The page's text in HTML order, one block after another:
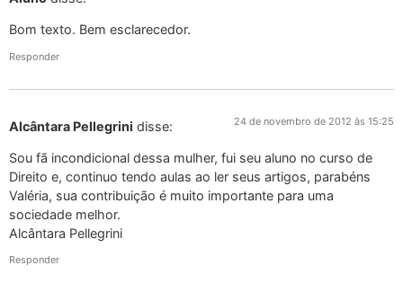
Bom texto. Bem esclarecedor.
Responder
Alcântara Pellegrini disse: 24 de novembro de 2012 às 15:25
Sou fã incondicional dessa mulher, fui seu aluno no curso de
Direito e, continuo tendo aulas ao ler seus artigos, parabéns
Valéria, sua contribuição é muito importante para uma
sociedade melhor.
Alcântara Pellegrini
Responder